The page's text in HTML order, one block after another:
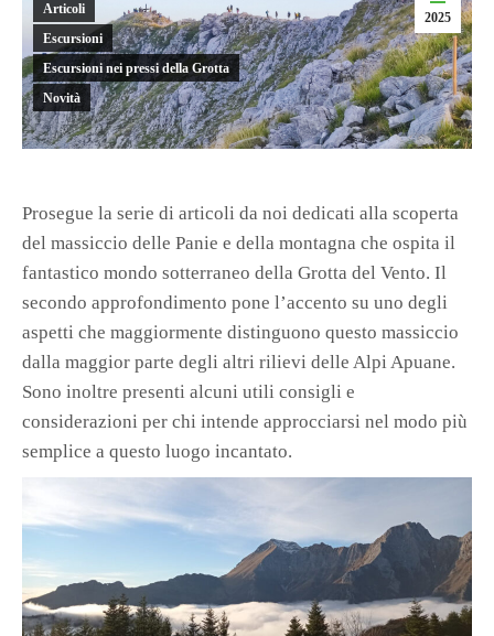
2025
Articoli
Escursioni
Escursioni nei pressi della Grotta
Novità
Prosegue la serie di articoli da noi dedicati alla scoperta
del massiccio delle Panie e della montagna che ospita il
fantastico mondo sotterraneo della Grotta del Vento. Il
secondo approfondimento pone l’accento su uno degli
aspetti che maggiormente distinguono questo massiccio
dalla maggior parte degli altri rilievi delle Alpi Apuane.
Sono inoltre presenti alcuni utili consigli e
considerazioni per chi intende approcciarsi nel modo più
semplice a questo luogo incantato.